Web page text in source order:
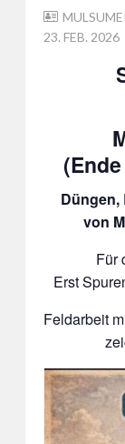
23. FEB. 2026
von
Für
Erst
Feldarbeit